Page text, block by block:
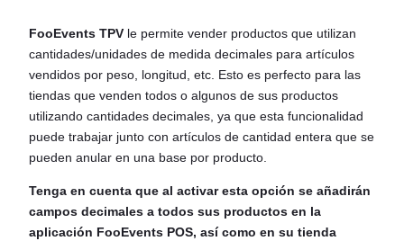
French
Czech
FooEvents TPV le permite vender productos que utilizan
cantidades/unidades de medida decimales para artículos
vendidos por peso, longitud, etc. Esto es perfecto para las
tiendas que venden todos o algunos de sus productos
utilizando cantidades decimales, ya que esta funcionalidad
puede trabajar junto con artículos de cantidad entera que se
pueden anular en una base por producto.
Tenga en cuenta que al activar esta opción se añadirán
campos decimales a todos sus productos en la
aplicación FooEvents POS, así como en su tienda